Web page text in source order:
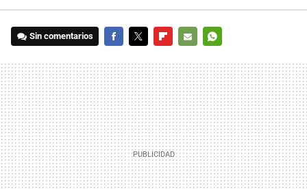
Sin comentarios
MAIL